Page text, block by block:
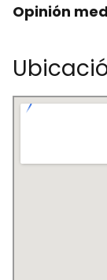
Opinión